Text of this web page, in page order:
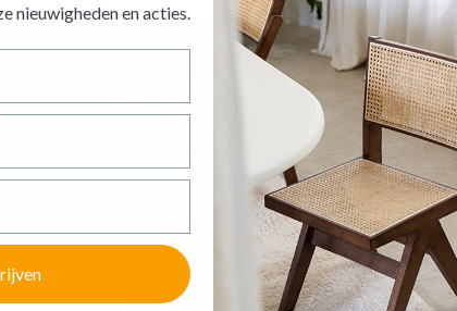
OPBERGREK CASTLE 4DEL. MET/
Productnummer: Y14200051206
€ 31,20
Prijs per stuk, incl. btw en excl. verzendkosten
GA NAAR WINKELMANDJE of verder winkelen
nieuwigheden enacties.